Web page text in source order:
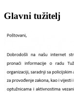
Glavni tužitelj